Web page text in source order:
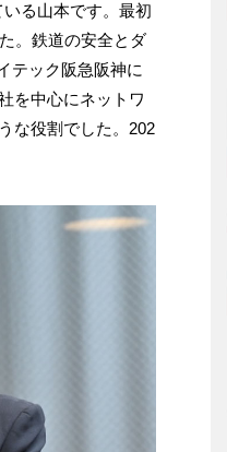
る山本です。最初
。鉄道の安全とダ
テック阪急阪神に
を中心にネットワ
な役割でした。202